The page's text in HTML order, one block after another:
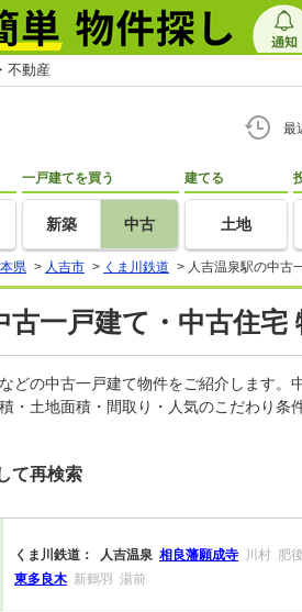
不動産
最
一戸建てを買う
新築 中古
建てる
土地
県 > 人吉市 > くま川鉄道 > 人吉温泉駅の中古
古一戸建て・中古住宅
どの中古一戸建て物件をご紹介します
・土地面積・間取り・人気のこだわり
て再検索
くま川鉄道： 人吉温泉 相良藩願成寺 川村 肥
東多良木 新鶴羽 湯前